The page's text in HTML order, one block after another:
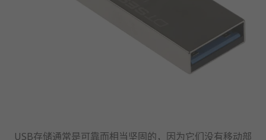
USB存储通常是可靠而相当坚固的，因为它们没有移动部